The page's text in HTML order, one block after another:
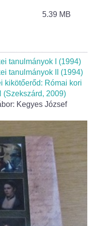
és Bölcsőde5.39 MB
tanulmányok I (1994)
tanulmányok II (1994)
kikötőerőd: Római kori
(Szekszárd, 2009)
Kegyes József